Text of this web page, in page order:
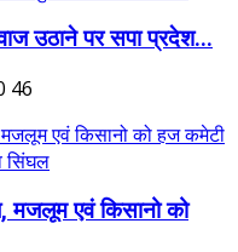
उठाने पर सपा प्रदेश...
46
मजलूम एवं किसानो को